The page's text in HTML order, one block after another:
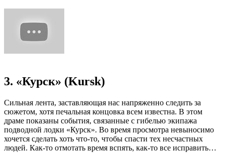
3. «Курск» (Kursk)
Сильная лента, заставляющая нас напряженно следить за
сюжетом, хотя печальная концовка всем известна. В этом
драме показаны события, связанные с гибелью экипажа
подводной лодки «Курск». Во время просмотра невыносимо
хочется сделать хоть что-то, чтобы спасти тех несчастных
людей. Как-то отмотать время вспять, как-то все исправить…